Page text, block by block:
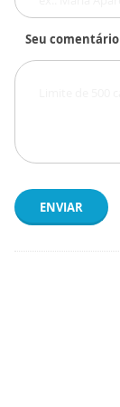
Seu comentário
ENVIAR